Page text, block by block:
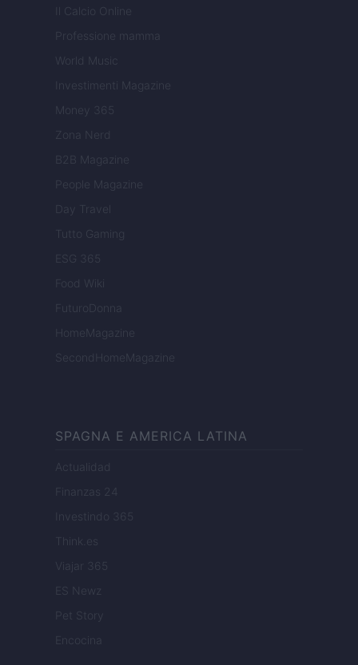
Il Calcio Online
Professione mamma
World Music
Investimenti Magazine
Money 365
Zona Nerd
B2B Magazine
People Magazine
Day Travel
Tutto Gaming
ESG 365
Food Wiki
FuturoDonna
HomeMagazine
SecondHomeMagazine
SPAGNA E AMERICA LATINA
Actualidad
Finanzas 24
Investindo 365
Think.es
Viajar 365
ES Newz
Pet Story
Encocina